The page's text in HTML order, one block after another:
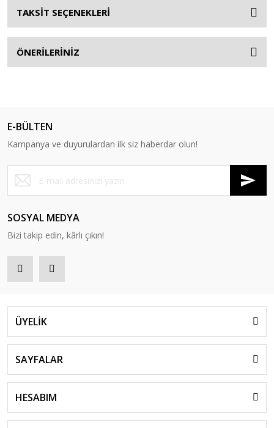
TAKSİT SEÇENEKLERİ
ÖNERİLERİNİZ
E-BÜLTEN
Kampanya ve duyurulardan ilk siz haberdar olun!
SOSYAL MEDYA
Bizi takip edin, kârlı çıkın!
ÜYELİK
SAYFALAR
HESABIM